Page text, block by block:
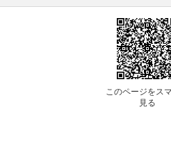
このページをス
見る